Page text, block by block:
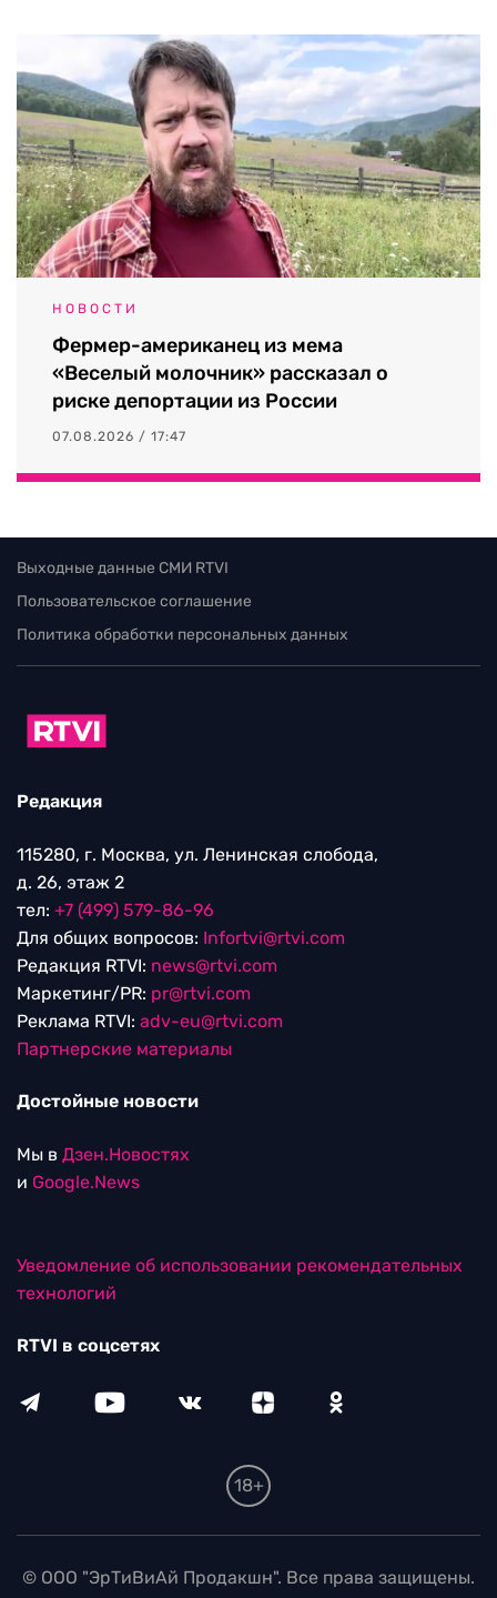
НОВОСТИ
Фермер-американец из мема
«Веселый молочник» рассказал о
риске депортации из России
07.08.2026 / 17:47
Выходные данные СМИ RTVI
Пользовательское соглашение
Политика обработки персональных данных
Редакция
115280, г. Москва, ул. Ленинская слобода,
д. 26, этаж 2
тел: +7 (499) 579-86-96
Для общих вопросов: Infortvi@rtvi.com
Редакция RTVI: news@rtvi.com
Маркетинг/PR: pr@rtvi.com
Реклама RTVI: adv-eu@rtvi.com
Партнерские материалы
Достойные новости
Мы в Дзен.Новостях
и Google.News
Уведомление об использовании рекомендательных
технологий
RTVI в соцсетях
18+
© ООО "ЭрТиВиАй Продакшн". Все права защищены.